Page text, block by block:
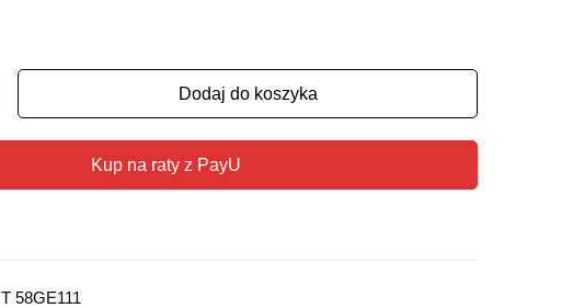
Dodaj do koszyka
Kup na raty z PayU
T 58GE111